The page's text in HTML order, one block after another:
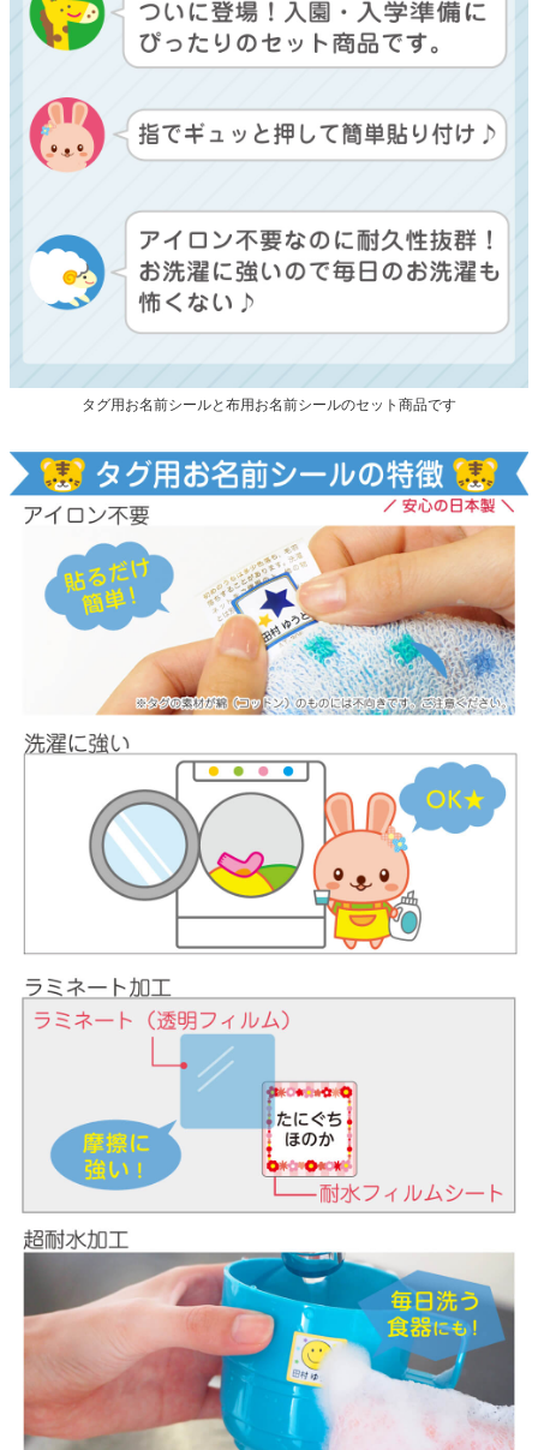
タグ用お名前シールと布用お名前シールのセット商品です